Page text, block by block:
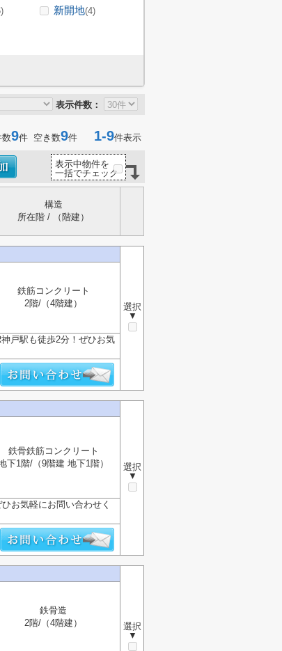
新開地(4)
表示件数：
数9件 空き数9件 1-9件表示
表示中物件を
一括でチェック
構造
所在階 / （階建）
選択
▼
鉄筋コンクリート
2階/（4階建）
戸駅も徒歩2分！ぜひお気
選択
▼
鉄骨鉄筋コンクリート
下1階/（9階建 地下1階）
お気軽にお問い合わせく
選択
▼
鉄骨造
2階/（4階建）